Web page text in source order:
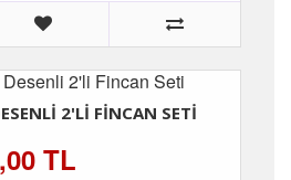
2'LI FINCAN SETI
TL